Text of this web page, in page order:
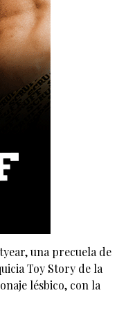
una precuela de
Toy Story de la
lésbico, con la